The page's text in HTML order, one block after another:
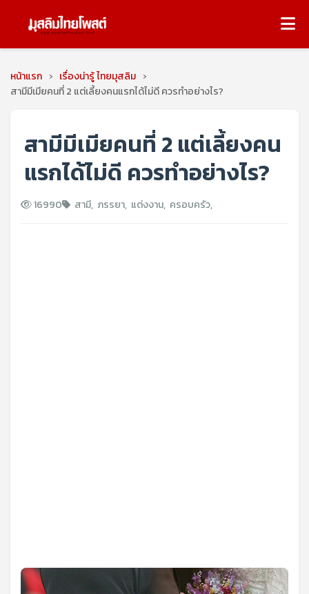
หน้าแรก › เรื่องน่ารู้ ไทยมุสลิม ›
สามีมีเมียคนที่ 2 แต่เลี้ยงคนแรกได้ไม่ดี ควรทำอย่างไร?
สามีมีเมียคนที่ 2 แต่เลี้ยงคน
แรกได้ไม่ดี ควรทำอย่างไร?
16990 สามี, ภรรยา, แต่งงาน, ครอบครัว,